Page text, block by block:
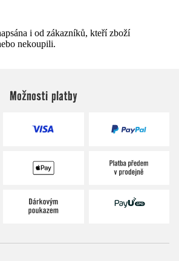
i od zákazníků, kteří zboží
nekoupili.
Možnosti platby